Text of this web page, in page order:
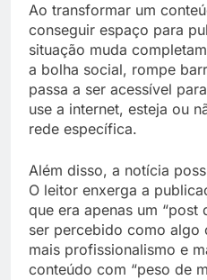
Ao transformar um
conseguir espaço para
situação muda
a bolha social, rompe
passa a ser acessível
use a internet, esteja ou
rede específica.
Além disso, a notícia
O leitor enxerga a
que era apenas um “post
ser percebido como algo
mais profissionalismo e
conteúdo com “peso de